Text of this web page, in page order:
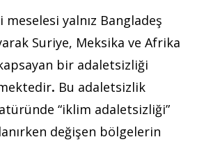
yalnız Bangladeş
Suriye, Meksika ve Afrika
bir adaletsizliği
. Bu adaletsizlik
“iklim adaletsizliği”
değişen bölgelerin